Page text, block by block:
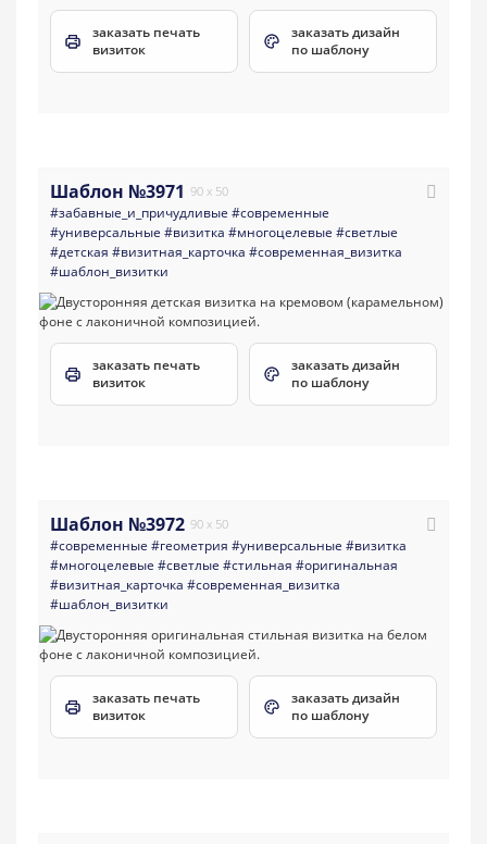
заказать печать
визиток
заказать дизайн
по шаблону
Шаблон №3971 90 x 50
#забавные_и_причудливые #современные
#универсальные #визитка #многоцелевые #светлые
#детская #визитная_карточка #современная_визитка
#шаблон_визитки
заказать печать
визиток
заказать дизайн
по шаблону
Шаблон №3972 90 x 50
#современные #геометрия #универсальные #визитка
#многоцелевые #светлые #стильная #оригинальная
#визитная_карточка #современная_визитка
#шаблон_визитки
заказать печать
визиток
заказать дизайн
по шаблону